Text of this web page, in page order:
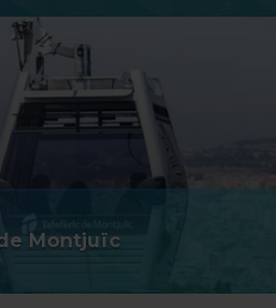
de cookies anant a l’opció
al menú de la part
Montjuïc